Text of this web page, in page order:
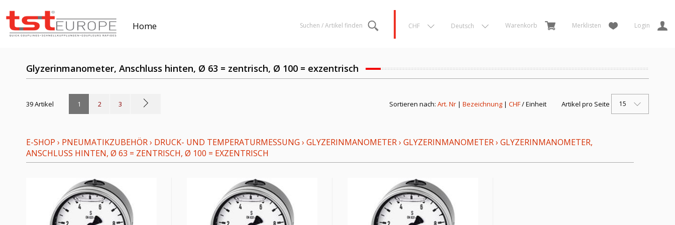
CHF Deutsch Warenkorb Merklisten Login
Suchen / Artikel finden
Home
Glyzerinmanometer, Anschluss hinten, Ø 63 = zentrisch, Ø 100 = exzentrisch
Artikel pro Seite 15
Sortieren nach: Art. Nr | Bezeichnung | CHF/ Einheit
39 Artikel 1 2 3
E-SHOP › PNEUMATIKZUBEHÖR› DRUCK- UND TEMPERATURMESSUNG › GLYZERINMANOMETER› GLYZERINMANOMETER› GLYZERINMANOMETER,
ANSCHLUSS HINTEN, Ø 63 = ZENTRISCH, Ø 100 = EXZENTRISCH